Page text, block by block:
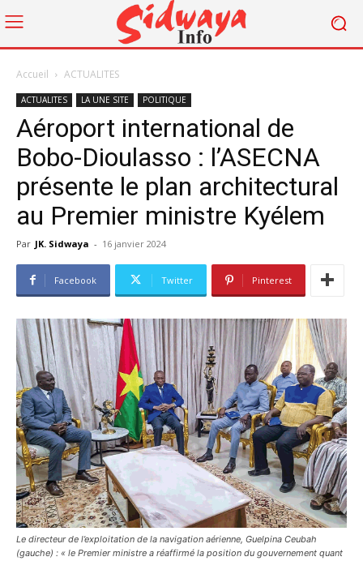
Accueil ACTUALITES
ACTUALITES LA UNE SITE POLITIQUE
Aéroport international de
Bobo-Dioulasso : l’ASECNA
présente le plan architectural
au Premier ministre Kyélem
Par JK. Sidwaya - 16 janvier 2024
Facebook Twitter Pinterest
Le directeur de l’exploitation de la navigation aérienne, Guelpina Ceubah
(gauche) : « le Premier ministre a réaffirmé la position du gouvernement quant